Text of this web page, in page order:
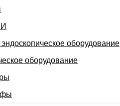
оборудование
оборудование